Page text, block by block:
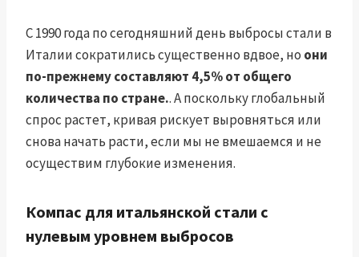
С 1990 года по сегодняшний день выбросы стали в
Италии сократились существенно вдвое, но они
по-прежнему составляют 4,5% от общего
количества по стране.. А поскольку глобальный
спрос растет, кривая рискует выровняться или
снова начать расти, если мы не вмешаемся и не
осуществим глубокие изменения.
Компас для итальянской стали с
нулевым уровнем выбросов